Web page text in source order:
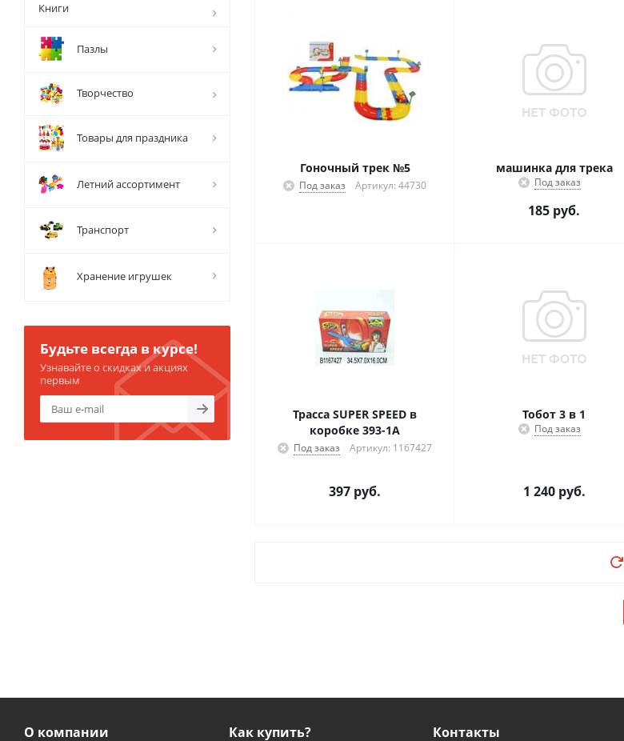
Гоночный трек №5
Под заказ Артикул: 44730
машинка для трека
Под заказ
185 руб.
Трасса SUPER SPEED в
коробке 393-1А
Под заказ Артикул: 1167427
397 руб.
Тобот 3 в 1
Под заказ
1 240руб.
Книги
Пазлы
Творчество
Товары для праздника
Летний ассортимент
Транспорт
Хранение игрушек
Будьте всегда в курсе!
Узнавайте о скидках и акциях
первым
О компании Как купить? Контакты